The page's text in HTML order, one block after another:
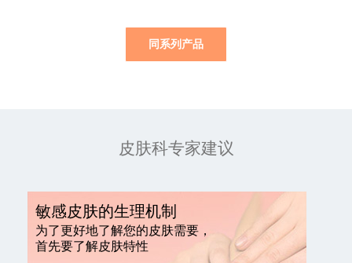
同系列产品
皮肤科专家建议
敏感皮肤的生理机制
为了更好地了解您的皮肤需要，
首先要了解皮肤特性